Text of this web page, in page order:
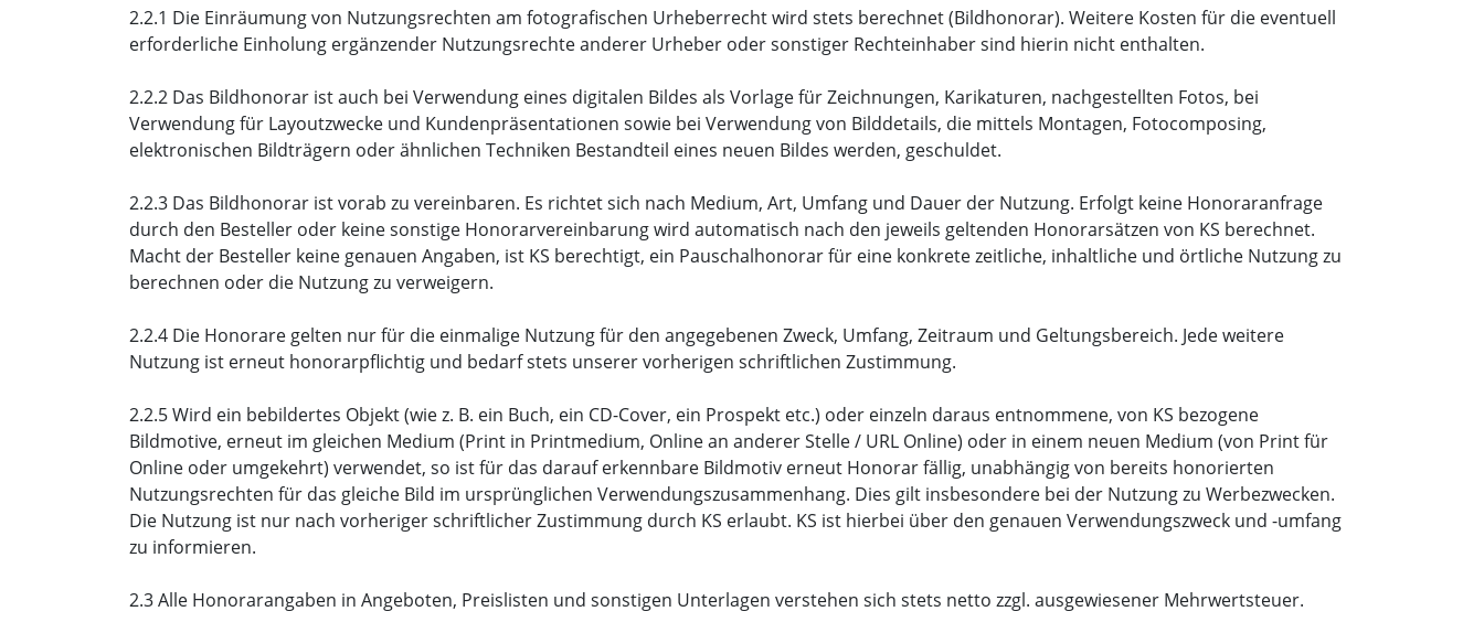
2.2.1 Die Einräumung von Nutzungsrechten am fotografischen Urheberrecht wird stets berechnet (Bildhonorar). Weitere Kosten für die eventuell
erforderliche Einholung ergänzender Nutzungsrechte anderer Urheber oder sonstiger Rechteinhaber sind hierin nicht enthalten.
2.2.2 Das Bildhonorar ist auch bei Verwendung eines digitalen Bildes als Vorlage für Zeichnungen, Karikaturen, nachgestellten Fotos, bei
Verwendung für Layoutzwecke und Kundenpräsentationen sowie bei Verwendung von Bilddetails, die mittels Montagen, Fotocomposing,
elektronischen Bildträgern oder ähnlichen Techniken Bestandteil eines neuen Bildes werden, geschuldet.
2.2.3 Das Bildhonorar ist vorab zu vereinbaren. Es richtet sich nach Medium, Art, Umfang und Dauer der Nutzung. Erfolgt keine Honoraranfrage
durch den Besteller oder keine sonstige Honorarvereinbarung wird automatisch nach den jeweils geltenden Honorarsätzen von KS berechnet.
Macht der Besteller keine genauen Angaben, ist KS berechtigt, ein Pauschalhonorar für eine konkrete zeitliche, inhaltliche und örtliche Nutzung zu
berechnen oder die Nutzung zu verweigern.
2.2.4 Die Honorare gelten nur für die einmalige Nutzung für den angegebenen Zweck, Umfang, Zeitraum und Geltungsbereich. Jede weitere
Nutzung ist erneut honorarpflichtig und bedarf stets unserer vorherigen schriftlichen Zustimmung.
2.2.5 Wird ein bebildertes Objekt (wie z. B. ein Buch, ein CD-Cover, ein Prospekt etc.) oder einzeln daraus entnommene, von KS bezogene
Bildmotive, erneut im gleichen Medium (Print in Printmedium, Online an anderer Stelle / URL Online) oder in einem neuen Medium (von Print für
Online oder umgekehrt) verwendet, so ist für das darauf erkennbare Bildmotiv erneut Honorar fällig, unabhängig von bereits honorierten
Nutzungsrechten für das gleiche Bild im ursprünglichen Verwendungszusammenhang. Dies gilt insbesondere bei der Nutzung zu Werbezwecken.
Die Nutzung ist nur nach vorheriger schriftlicher Zustimmung durch KS erlaubt. KS ist hierbei über den genauen Verwendungszweck und -umfang
zu informieren.
2.3 Alle Honorarangaben in Angeboten, Preislisten und sonstigen Unterlagen verstehen sich stets netto zzgl. ausgewiesener Mehrwertsteuer.